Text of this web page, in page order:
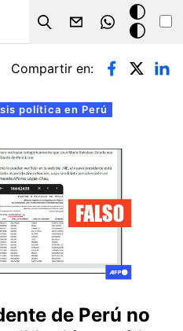
Search
Modo
oscuro
política en Perú
Compartir en:
de Perú no